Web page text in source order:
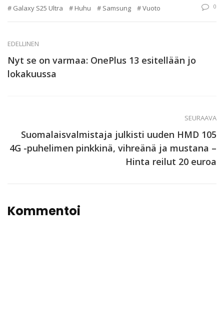
Galaxy S25 Ultra Huhu Samsung Vuoto 0
EDELLINEN
Nyt se on varmaa: OnePlus 13 esitellään jo
lokakuussa
SEURAAVA
Suomalaisvalmistaja julkisti uuden HMD 105
4G -puhelimen pinkkinä, vihreänä ja mustana –
Hinta reilut 20 euroa
Kommentoi